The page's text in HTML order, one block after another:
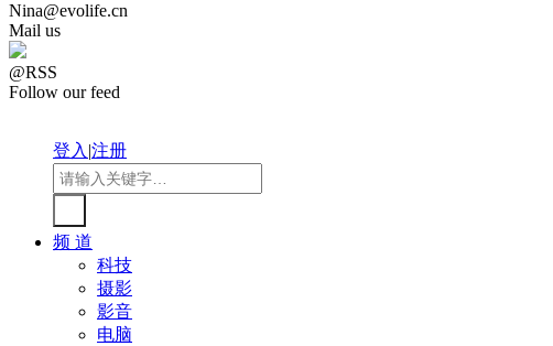
Nina@evolife.cn
Mail us
@RSS
Follow our feed
登入|注册
频 道
科技
摄影
影音
电脑